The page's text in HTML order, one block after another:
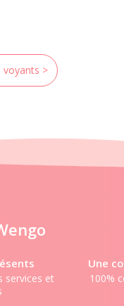
voyants >
&
24h/